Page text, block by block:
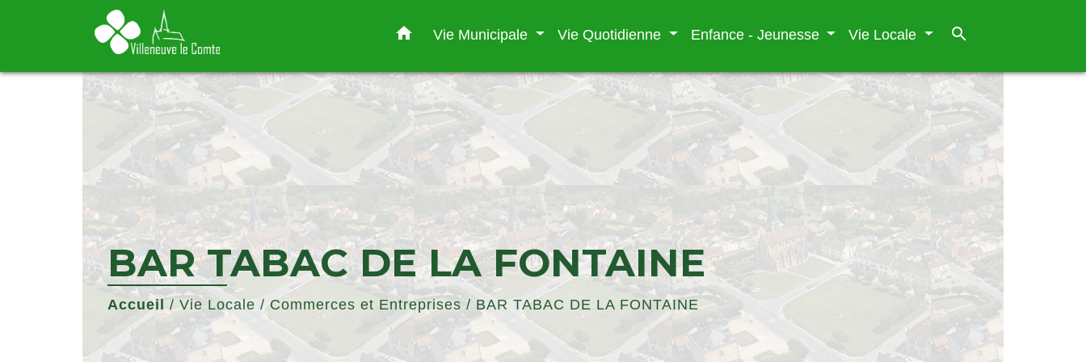
home Vie Municipale Vie Quotidienne Enfance - Jeunesse Vie Locale search
BAR TABAC DE LA FONTAINE
Accueil / Vie Locale /Commerces et Entreprises / BAR TABAC DE LA FONTAINE